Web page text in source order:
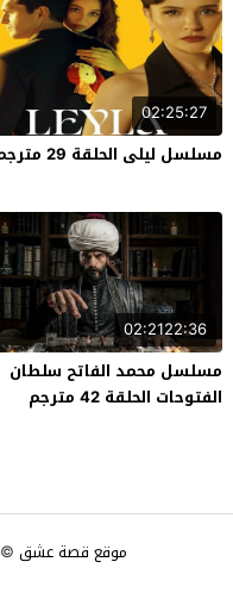
02:25:27
مسلسل ليلى الحلقة 29 مترجم
02:2122:36
مسلسل محمد الفاتح سلطان
الفتوحات الحلقة 42 مترجم
موقع قصة عشق © 2026 جميع الحقوق محفوظة.